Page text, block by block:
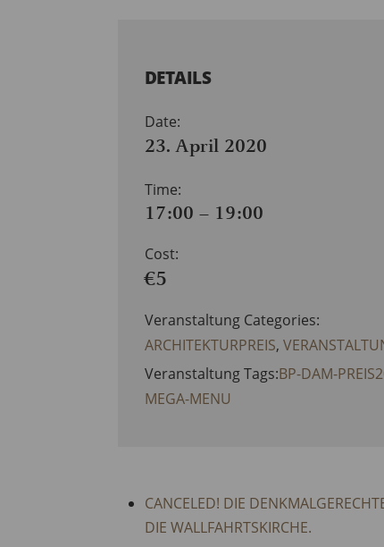
DETAILS
Date:
23. April 2020
Time:
17:00 – 19:00
Cost:
€5
Veranstaltung Categories:
ARCHITEKTURPREIS,
Veranstaltung Tags:BP-DAM-
MEGA-MENU
CANCELED! DIE
DIE WALLFAHRTSKIRCHE.